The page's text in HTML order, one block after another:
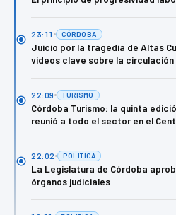
23:11 CÓRDOBA
Juicio por la tragedia de Altas
videos clave sobre la circulación
22:09 TURISMO
Córdoba Turismo: la quinta
reunió a todo el sector en el
22:02 POLÍTICA
La Legislatura de Córdoba
órganos judiciales